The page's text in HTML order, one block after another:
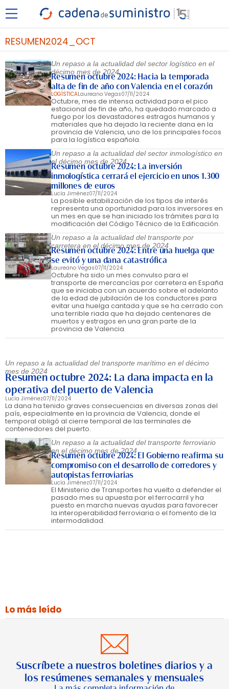
RESUMEN2024_OCT
Un repaso a la actualidad del sector logístico en el
décimo mes de 2024
Resumen octubre 2024: Hacia la temporada
alta de fin de año con Valencia en el corazón
LOGÍSTICALaureano Vegas07/11/2024
Octubre, mes de intensa actividad para el pico
estacional de fin de año, ha quedado marcado a
fuego por los devastadores estragos humanos y
materiales que ha dejado la reciente dana en la
provincia de Valencia, uno de los principales focos
para la logística española.
Un repaso a la actualidad del sector inmologístico en
el décimo mes de 2024
Resumen octubre 2024: La inversión
inmologística cerrará el ejercicio en unos 1.300
millones de euros
Lucía Jiménez07/11/2024
La posible estabilización de los tipos de interés
representa una oportunidad para los inversores en
un mes en que se han iniciado los trámites para la
modificación del Código Técnico de la Edificación.
Un repaso a la actualidad del transporte por
carretera en el décimo mes de 2024
Resumen octubre 2024: Entre una huelga que
se evitó y una dana catastrófica
Laureano Vegas07/11/2024
Octubre ha sido un mes convulso para el
transporte de mercancías por carretera en España
que se iniciaba con un acuerdo sobre el adelanto
de la edad de jubilación de los conductores para
evitar una huelga cantada y que se ha cerrado con
una terrible riada que ha dejado centenares de
muertos y estragos en una gran parte de la
provincia de Valencia.
Un repaso a la actualidad del transporte marítimo en el décimo
mes de 2024
Resumen octubre 2024: La dana impacta en la
operativa del puerto de Valencia
Lucía Jiménez07/11/2024
La dana ha tenido graves consecuencias en diversas zonas del
país, especialmente en la provincia de Valencia, donde el
temporal obligó al cierre temporal de las terminales de
contenedores del puerto.
Un repaso a la actualidad del transporte ferroviario
en el décimo mes de 2024
Resumen octubre 2024: El Gobierno reafirma su
compromiso con el desarrollo de corredores y
autopistas ferroviarias
Lucía Jiménez07/11/2024
El Ministerio de Transportes ha vuelto a defender el
pasado mes su apuesta por el ferrocarril y ha
puesto en marcha nuevas ayudas para favorecer
la interoperabilidad ferroviaria o el fomento de la
intermodalidad.
Lo más leído
Suscríbete a nuestros boletines diarios y a
los resúmenes semanales y mensuales